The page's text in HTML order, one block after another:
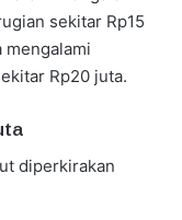
sekitar Rp15
mengalami
Rp20 juta.
diperkirakan